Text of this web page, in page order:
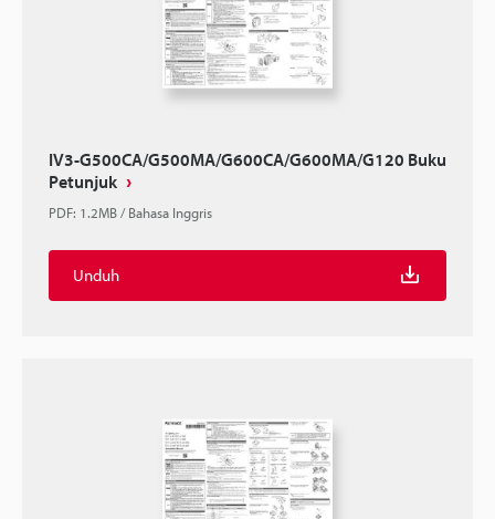
IV3-G500CA/G500MA/G600CA/G600MA/G120 Buku
Petunjuk
PDF: 1.2MB/Bahasa Inggris
Unduh